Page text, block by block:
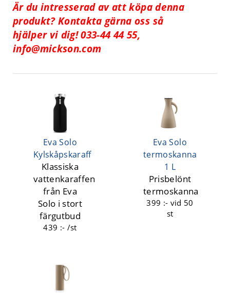
Är du intresserad av att köpa denna
produkt? Kontakta gärna oss så
hjälper vi dig! 033-44 44 55,
info@mickson.com
Eva Solo
Kylskåpskaraff
Klassiska
vattenkaraffen
från Eva
Solo i stort
färgutbud
439 :- /st
Eva Solo
termoskanna
1 L
Prisbelönt
termoskanna
399 :- vid 50
st